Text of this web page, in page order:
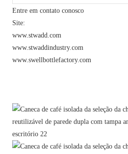
Entre em contato conosco
Site:
www.stwadd.com
www.stwaddindustry.com
www.swellbottlefactory.com